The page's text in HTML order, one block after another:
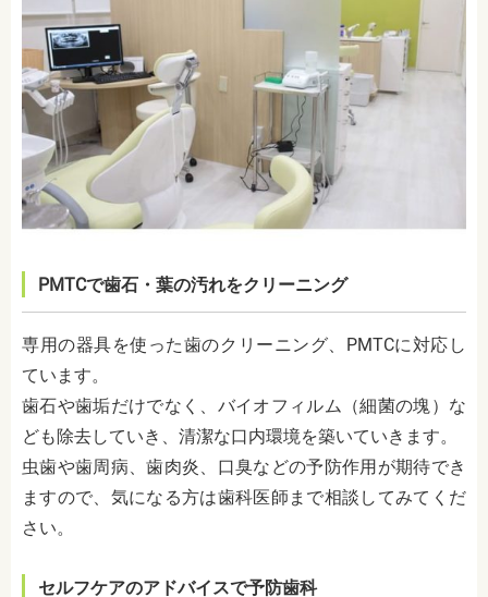
PMTCで歯石・葉の汚れをクリーニング
専用の器具を使った歯のクリーニング、PMTCに対応し
ています。
歯石や歯垢だけでなく、バイオフィルム（細菌の塊）な
ども除去していき、清潔な口内環境を築いていきます。
虫歯や歯周病、歯肉炎、口臭などの予防作用が期待でき
ますので、気になる方は歯科医師まで相談してみてくだ
さい。
セルフケアのアドバイスで予防歯科